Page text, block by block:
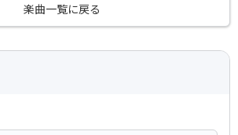
楽曲一覧に戻る